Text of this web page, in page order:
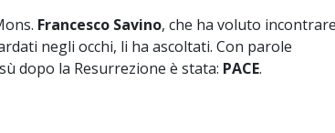
Francesco Savino, che ha voluto
negli occhi, li ha ascoltati. Con parole
dopo la Resurrezione è stata: PACE.